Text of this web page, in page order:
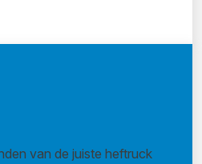
van de juiste heftruck